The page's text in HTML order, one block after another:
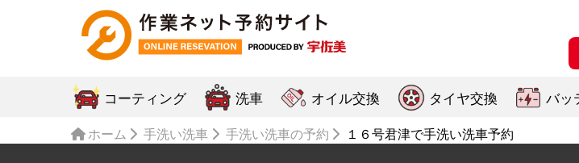
コーティング 洗車 オイル交換 タイヤ交換 バッ
ホーム 手洗い洗車 手洗い洗車の予約 １６号君津で手洗い洗車予約